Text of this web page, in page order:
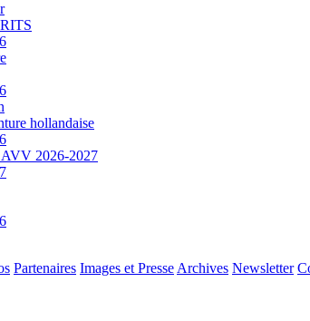
hollandaise
AVV 2026-2027
Partenaires Images et Presse Archives Newsletter